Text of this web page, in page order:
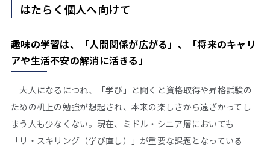
はたらく個人へ向けて
趣味の学習は、「人間関係が広がる」、「将来のキャリ
アや生活不安の解消に活きる」
大人になるにつれ、「学び」と聞くと資格取得や昇格試験の
ための机上の勉強が想起され、本来の楽しさから遠ざかってし
まう人も少なくない。現在、ミドル・シニア層においても
「リ・スキリング（学び直し）」が重要な課題となっている